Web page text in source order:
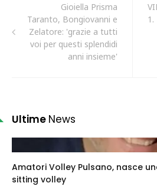
Gioiella Prisma
Taranto, Bongiovanni e
Zelatore: 'grazie a tutti
voi per questi splendidi
anni insieme'
1.
Ultime News
Amatori Volley Pulsano, nasce
sitting volley